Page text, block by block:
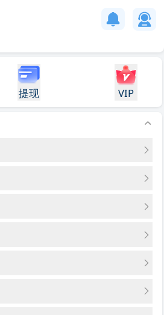
提现 VIP